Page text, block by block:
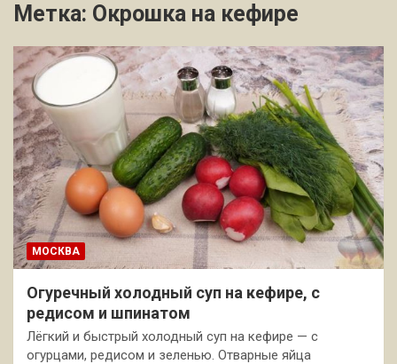
Метка: Окрошка на кефире
МОСКВА
Огуречный холодный суп на кефире, с
редисом и шпинатом
Лёгкий и быстрый холодный суп на кефире — с
огурцами, редисом и зеленью. Отварные яйца